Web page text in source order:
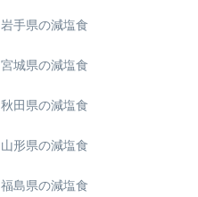
岩手県の減塩食
宮城県の減塩食
秋田県の減塩食
山形県の減塩食
福島県の減塩食